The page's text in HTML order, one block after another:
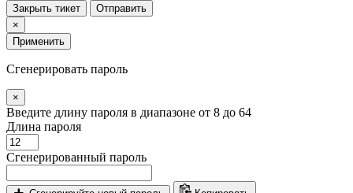
Закрыть тикет
Отправить
×
Применить
Сгенерировать пароль
×
Введите длину пароля в диапазоне от 8 до 64
Длина пароля
Сгенерированный пароль